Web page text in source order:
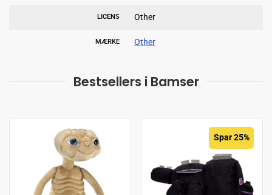
LICENS Other
MÆRKE Other
Bestsellers i Bamser
Spar 25%